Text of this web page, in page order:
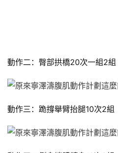
訓
練
心
得
力
動作二：臀部拱橋20次一組2組
動作三：跪撐舉臂抬腿10次2組